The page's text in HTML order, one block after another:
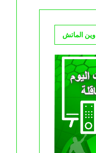
وين الماتش